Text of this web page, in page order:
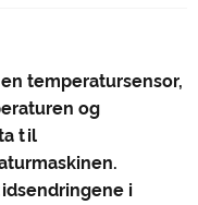
temperatursensor,
og
til
i